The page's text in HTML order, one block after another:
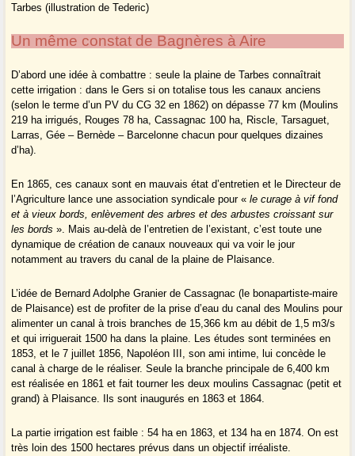
Tarbes (illustration de Tederic)
Un même constat de Bagnères à Aire
D’abord une idée à combattre : seule la plaine de Tarbes connaîtrait
cette irrigation : dans le Gers si on totalise tous les canaux anciens
(selon le terme d’un PV du CG 32 en 1862) on dépasse 77 km (Moulins
219 ha irrigués, Rouges 78 ha, Cassagnac 100 ha, Riscle, Tarsaguet,
Larras, Gée – Bernède – Barcelonne chacun pour quelques dizaines
d’ha).
En 1865, ces canaux sont en mauvais état d’entretien et le Directeur de
l’Agriculture lance une association syndicale pour «le curage à vif fond
et à vieux bords, enlèvement des arbres et des arbustes croissant sur
les bords ». Mais au-delà de l’entretien de l’existant, c’est toute une
dynamique de création de canaux nouveaux qui va voir le jour
notamment au travers du canal de la plaine de Plaisance.
L’idée de Bernard Adolphe Granier de Cassagnac (le bonapartiste-maire
de Plaisance) est de profiter de la prise d’eau du canal des Moulins pour
alimenter un canal à trois branches de 15,366 km au débit de 1,5 m3/s
et qui irriguerait 1500 ha dans la plaine. Les études sont terminées en
1853, et le 7 juillet 1856, Napoléon III, son ami intime, lui concède le
canal à charge de le réaliser. Seule la branche principale de 6,400 km
est réalisée en 1861 et fait tourner les deux moulins Cassagnac (petit et
grand) à Plaisance. Ils sont inaugurés en 1863 et 1864.
La partie irrigation est faible : 54 ha en 1863, et 134 ha en 1874. On est
très loin des 1500 hectares prévus dans un objectif irréaliste.